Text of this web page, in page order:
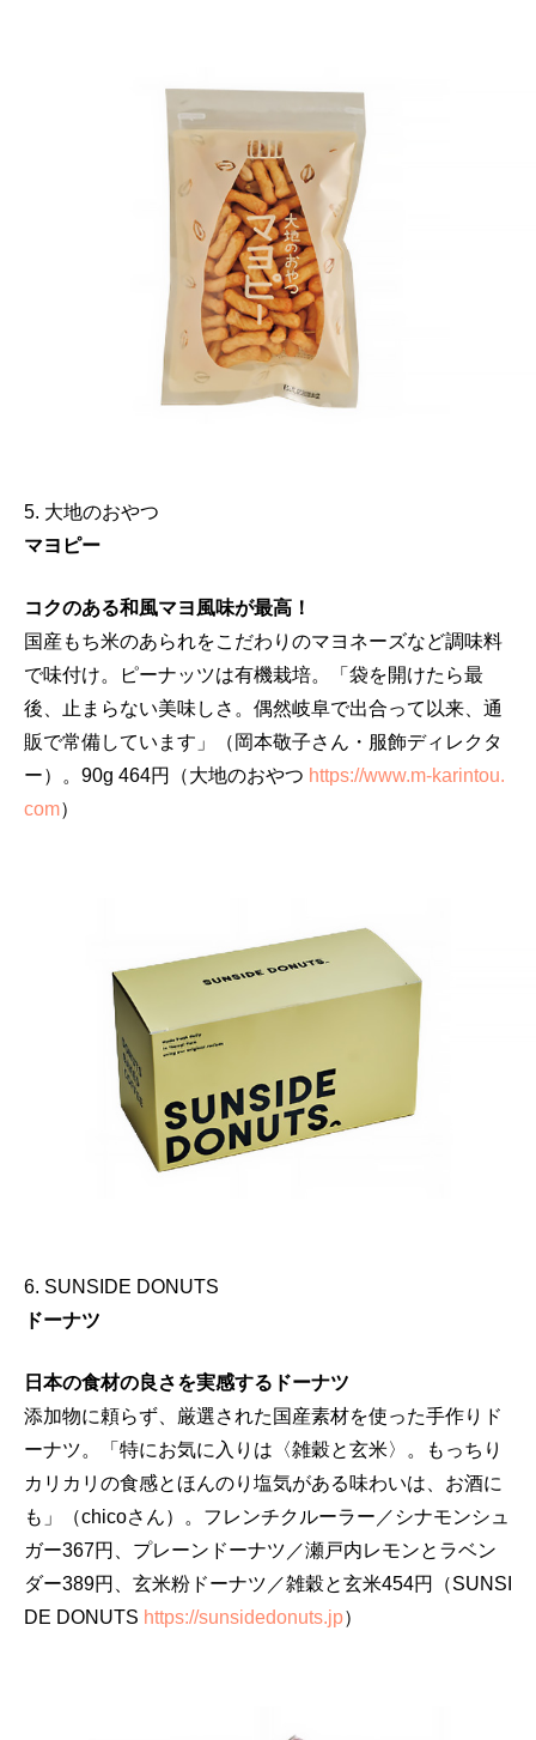
5. 大地のおやつ
マヨピー
コクのある和風マヨ風味が最高！
国産もち米のあられをこだわりのマヨネーズなど調味料
で味付け。ピーナッツは有機栽培。「袋を開けたら最
後、止まらない美味しさ。偶然岐阜で出合って以来、通
販で常備しています」（岡本敬子さん・服飾ディレクタ
ー）。90g 464円（大地のおやつ https://www.m-karintou.
com）
6. SUNSIDE DONUTS
ドーナツ
日本の食材の良さを実感するドーナツ
添加物に頼らず、厳選された国産素材を使った手作りド
ーナツ。「特にお気に入りは〈雑穀と玄米〉。もっちり
カリカリの食感とほんのり塩気がある味わいは、お酒に
も」（chicoさん）。フレンチクルーラー／シナモンシュ
ガー367円、プレーンドーナツ／瀬戸内レモンとラベン
ダー389円、玄米粉ドーナツ／雑穀と玄米454円（SUNSI
DE DONUTS https://sunsidedonuts.jp）